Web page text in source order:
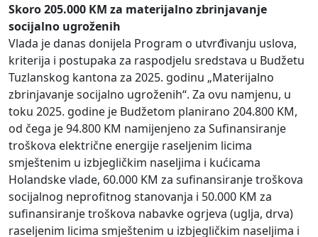
Skoro 205.000 KM za materijalno zbrinjavanje
socijalno ugroženih
Vlada je danas donijela Program o utvrđivanju uslova,
kriterija i postupaka za raspodjelu sredstava u Budžetu
Tuzlanskog kantona za 2025. godinu „Materijalno
zbrinjavanje socijalno ugroženih“. Za ovu namjenu, u
toku 2025. godine je Budžetom planirano 204.800 KM,
od čega je 94.800 KM namijenjeno za Sufinansiranje
troškova električne energije raseljenim licima
smještenim u izbjegličkim naseljima i kućicama
Holandske vlade, 60.000 KM za sufinansiranje troškova
socijalnog neprofitnog stanovanja i 50.000 KM za
sufinansiranje troškova nabavke ogrjeva (uglja, drva)
raseljenim licima smještenim u izbjegličkim naseljima i